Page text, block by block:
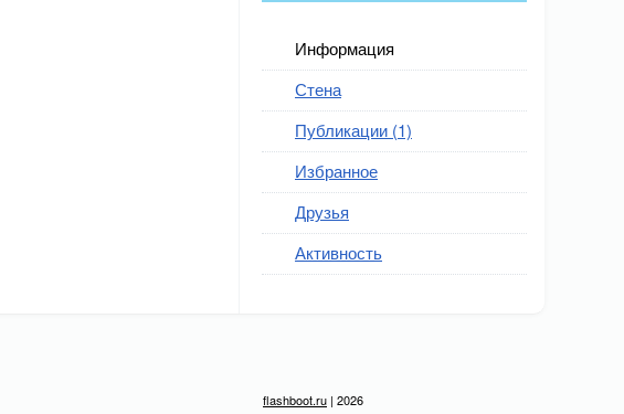
Информация
Стена
Публикации (1)
Избранное
Друзья
Активность
flashboot.ru | 2026